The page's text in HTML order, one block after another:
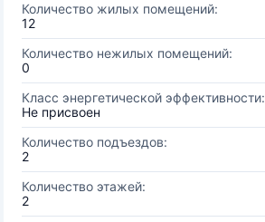
Количество жилых помещений:
12
Количество нежилых помещений:
0
Класс энергетической эффективности:
Не присвоен
Количество подъездов:
2
Количество этажей:
2